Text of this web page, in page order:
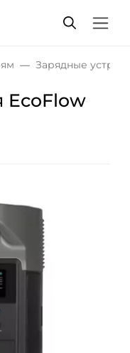
Зарядные
EcoFlow